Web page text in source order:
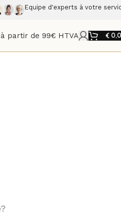
Equipe d'experts à votre
partir de 99€ HTVA €